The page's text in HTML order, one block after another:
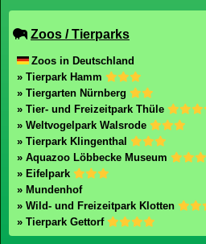
Zoos / Tierparks
Zoos in Deutschland
» Tierpark Hamm
» Tiergarten Nürnberg
» Tier- und Freizeitpark Thüle
» Weltvogelpark Walsrode
» Tierpark Klingenthal
» Aquazoo Löbbecke Museum
» Eifelpark
» Mundenhof
» Wild- und Freizeitpark Klotten
» Tierpark Gettorf